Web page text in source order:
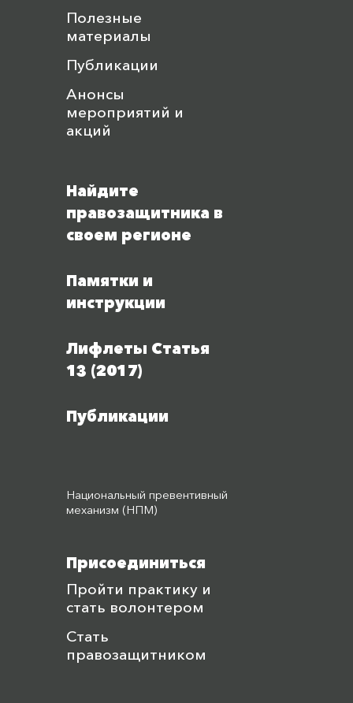
Полезные
материалы
Публикации
Анонсы
мероприятий и
акций
Найдите
правозащитника в
своем регионе
Памятки и
инструкции
Лифлеты Статья
13 (2017)
Публикации
Национальный превентивный
механизм (НПМ)
Присоединиться
Пройти практику и
стать волонтером
Стать
правозащитником